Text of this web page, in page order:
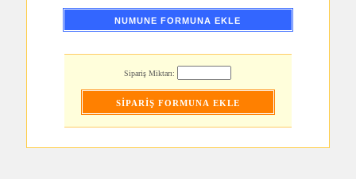
NUMUNE FORMUNA EKLE
Sipariş Miktarı:
Çanta
promosyon